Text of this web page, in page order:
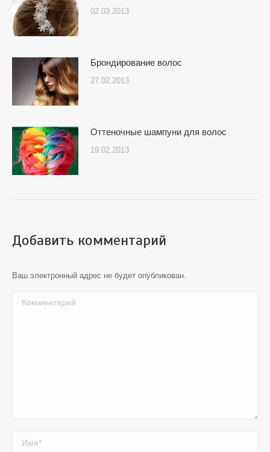
02.03.2013
Брондирование волос
27.02.2013
Оттеночные шампуни для волос
19.02.2013
Добавить комментарий
Ваш электронный адрес не будет опубликован.
Комментарий
Имя *